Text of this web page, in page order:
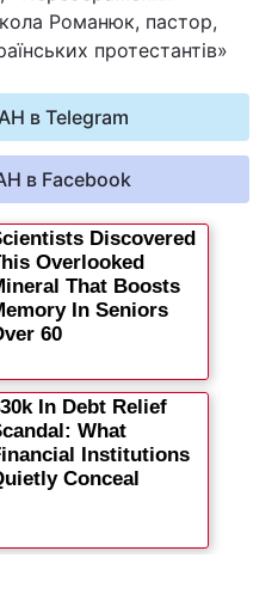
Наука
Лайт
Інциденти
Туризм
Погода
Статті
Думки
Вакансії
Романюк, пастор,
протестантів»
в Telegram
в Facebook